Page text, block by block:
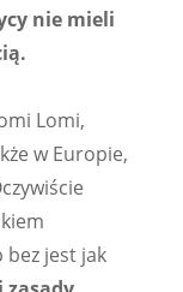
nie mieli
Lomi,
w Europie,
jest jak